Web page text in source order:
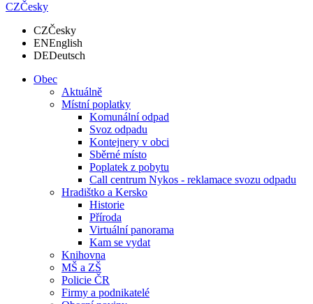
CZČesky
CZČesky
ENEnglish
DEDeutsch
Obec
Aktuálně
Místní poplatky
Komunální odpad
Svoz odpadu
Kontejnery v obci
Sběrné místo
Poplatek z pobytu
Call centrum Nykos - reklamace svozu odpadu
Hradištko a Kersko
Historie
Příroda
Virtuální panorama
Kam se vydat
Knihovna
MŠ a ZŠ
Policie ČR
Firmy a podnikatelé